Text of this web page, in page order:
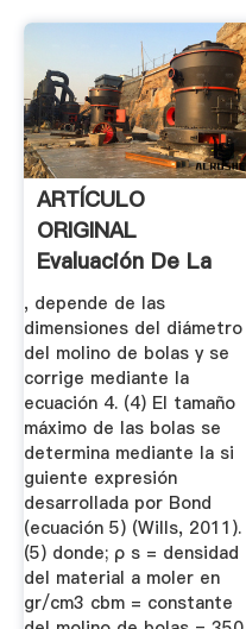
ARTÍCULO
ORIGINAL
Evaluación De La
Integridad
Estructural ...
, depende de las
dimensiones del diámetro
del molino de bolas y se
corrige mediante la
ecuación 4. (4) El tamaño
máximo de las bolas se
determina mediante la si
guiente expresión
desarrollada por Bond
(ecuación 5) (Wills, 2011).
(5) donde; ρ s = densidad
del material a moler en
gr/cm3 cbm = constante